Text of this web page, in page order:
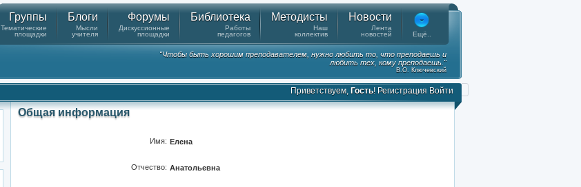
Группы
Тематические
площадки
Блоги
Мысли
учителя
Форумы
Дискуссионные
площадки
Библиотека
Работы
педагогов
Методисты
Наш
коллектив
Новости
Лента
новостей
Ещё..
"Чтобы быть хорошим преподавателем, нужно любить то, что преподаешь и
любить тех, кому преподаешь."
В.О. Ключевский
Приветствуем, Гость! Регистрация Войти
Общая информация
Имя: Елена
Отчество: Анатольевна